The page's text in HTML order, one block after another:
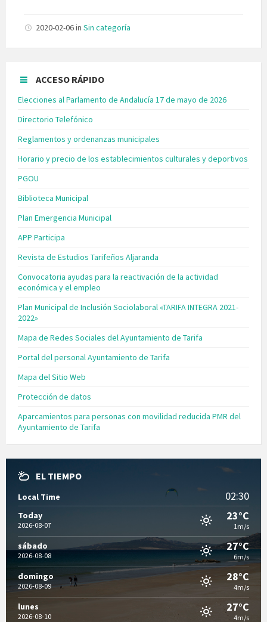
2020-02-06in Sin categoría
ACCESO RÁPIDO
Elecciones al Parlamento de Andalucía 17 de mayo de 2026
Directorio Telefónico
Reglamentos y ordenanzas municipales
Horario y precio de los establecimientos culturales y deportivos
PGOU
Biblioteca Municipal
Plan Emergencia Municipal
APP Participa
Revista de Estudios Tarifeños Aljaranda
Convocatoria ayudas para la reactivación de la actividad
económica y el empleo
Plan Municipal de Inclusión Sociolaboral «TARIFA INTEGRA 2021-
2022»
Mapa de Redes Sociales del Ayuntamiento de Tarifa
Portal del personal Ayuntamiento de Tarifa
Mapa del Sitio Web
Protección de datos
Aparcamientos para personas con movilidad reducida PMR del
Ayuntamiento de Tarifa
EL TIEMPO
Local Time 02:30
Today
2026-08-07
23°C
1m/s
sábado
2026-08-08
27°C
6m/s
domingo
2026-08-09
28°C
4m/s
lunes
2026-08-10
27°C
4m/s